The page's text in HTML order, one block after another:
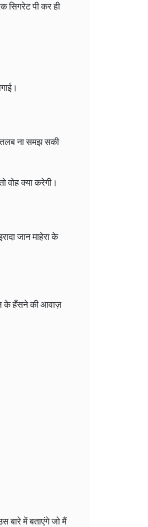
सिगरेट पी कर ही
ना समझ सकी
वोह क्या करेगी।
जान माहेरा के
के हँसने की आवाज़
बारे में बताएंगे जो मैं